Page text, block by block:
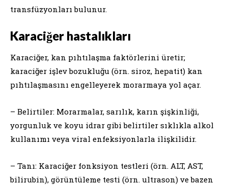
transfüzyonları bulunur.
Karaciğer hastalıkları
Karaciğer, kan pıhtılaşma faktörlerini üretir;
karaciğer işlev bozukluğu (örn. siroz, hepatit) kan
pıhtılaşmasını engelleyerek morarmaya yol açar.
– Belirtiler: Morarmalar, sarılık, karın şişkinliği,
yorgunluk ve koyu idrar gibi belirtiler sıklıkla alkol
kullanımı veya viral enfeksiyonlarla ilişkilidir.
– Tanı: Karaciğer fonksiyon testleri (örn. ALT, AST,
bilirubin), görüntüleme testi (örn. ultrason) ve bazen